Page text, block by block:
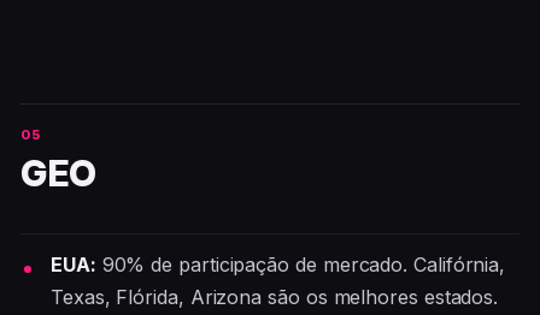
GEO
EUA: 90% de participação de mercado. Califórnia,
Texas, Flórida, Arizona são os melhores estados.